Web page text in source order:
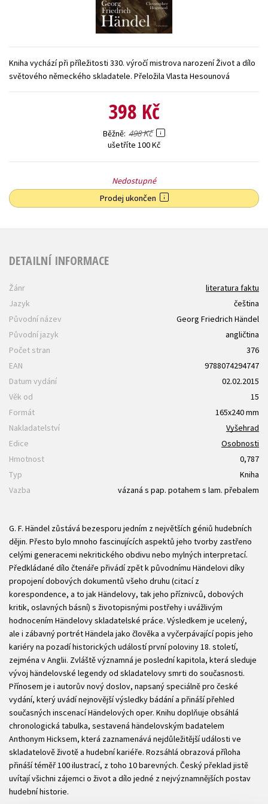
Zahraniční literatura
Všechny tituly
Kniha vychází při příležitosti 330. výročí mistrova narození Život a dílo
světového německého skladatele. Přeložila Vlasta Hesounová
398 Kč
Běžně 498 Kč
ušetříte 100 Kč
Nedostupné
Prodej ukončen
DETAILNÍ INFORMACE
Žánr
literatura faktu
Jazyk
čeština
Původní název
Georg Friedrich Händel
Původní jazyk
angličtina
Počet stran
376
EAN
9788074294747
Datum vydání
02.02.2015
Věk od
15
Formát
165x240 mm
Nakladatelství
Vyšehrad
Edice
Osobnosti
Hmotnost
0,787
Typ
Kniha
Vazba
vázaná s pap. potahem s lam. přebalem
G. F. Händel zůstává bezesporu jedním z největších géniů hudebních
dějin. Přesto bylo mnoho fascinujících aspektů jeho tvorby zastřeno
celými generacemi nekritického obdivu nebo mylných interpretací.
Předkládané dílo čtenáře přivádí zpět k původnímu Händelovi díky
propojení dobových dokumentů všeho druhu (citací z
korespondence, a to jak Händelovy, tak jeho příznivců, dobových
kritik, oslavných básní) s životopisnými postřehy i uvážlivým
hodnocením Händelovy skladatelské práce. Výsledkem je ucelený,
ale i zábavný portrét Händela jako člověka a vyčerpávající popis jeho
kariéry na pozadí historických událostí první poloviny 18. století,
zejména v Anglii. Zvláště významná je poslední kapitola, která sleduje
vývoj händelovské legendy od skladatelovy smrti do současnosti.
Přínosem je i autorův nový doslov, napsaný speciálně pro české
vydání, který uvádí nejnovější výsledky bádání a přináší přehled
současných inscenací Händelových oper. Knihu doplňuje obsáhlá
chronologická tabulka, sestavená händelovským badatelem
Anthonym Hicksem, která zaznamenává nejdůležitější události ve
skladatelově životě a hudební kariéře. Rozsáhlá obrazová příloha
přináší téměř 100 ilustrací, z toho 10 barevných. Český překlad jistě
uvítají všichni zájemci o život a dílo jedné z nejvýznamnějších postav
hudební historie.